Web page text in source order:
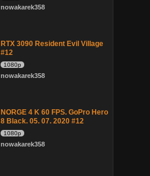
nowakarek358
RTX 3090 Resident Evil Village
#12
1080p
nowakarek358
NORGE 4 K 60 FPS. GoPro Hero
8 Black. 05. 07. 2020 #12
1080p
nowakarek358